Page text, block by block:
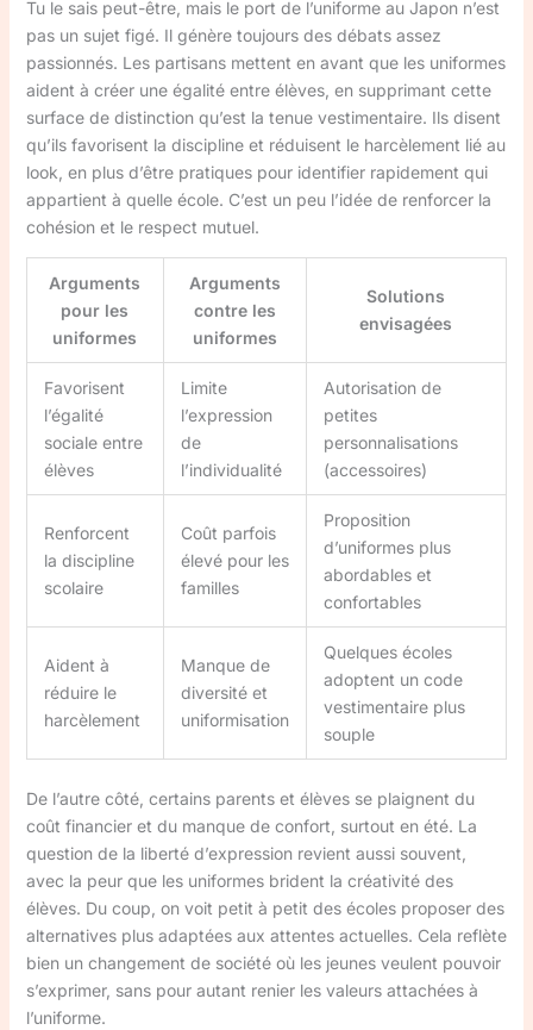
Tu le sais peut-être, mais le port de l’uniforme au Japon n’est
pas un sujet figé. Il génère toujours des débats assez
passionnés. Les partisans mettent en avant que les uniformes
aident à créer une égalité entre élèves, en supprimant cette
surface de distinction qu’est la tenue vestimentaire. Ils disent
qu’ils favorisent la discipline et réduisent le harcèlement lié au
look, en plus d’être pratiques pour identifier rapidement qui
appartient à quelle école. C’est un peu l’idée de renforcer la
cohésion et le respect mutuel.
Arguments
pour les
uniformes
Arguments
contre les
uniformes
Solutions
envisagées
Favorisent
l’égalité
sociale entre
élèves
Limite
l’expression
de
l’individualité
Autorisation de
petites
personnalisations
(accessoires)
Renforcent
la discipline
scolaire
Coût parfois
élevé pour les
familles
Proposition
d’uniformes plus
abordables et
confortables
Aident à
réduire le
harcèlement
Manque de
diversité et
uniformisation
Quelques écoles
adoptent un code
vestimentaire plus
souple
De l’autre côté, certains parents et élèves se plaignent du
coût financier et du manque de confort, surtout en été. La
question de la liberté d’expression revient aussi souvent,
avec la peur que les uniformes brident la créativité des
élèves. Du coup, on voit petit à petit des écoles proposer des
alternatives plus adaptées aux attentes actuelles. Cela reflète
bien un changement de société où les jeunes veulent pouvoir
s’exprimer, sans pour autant renier les valeurs attachées à
l’uniforme.